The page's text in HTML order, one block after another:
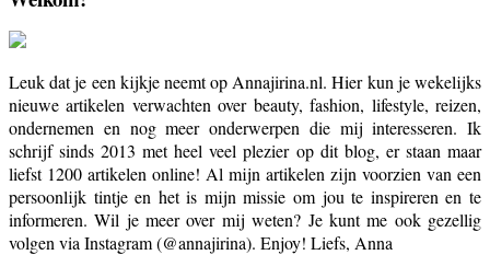
Leuk dat je een kijkje neemt op Annajirina.nl. Hier kun je wekelijks
nieuwe artikelen verwachten over beauty, fashion, lifestyle, reizen,
ondernemen en nog meer onderwerpen die mij interesseren. Ik
schrijf sinds 2013 met heel veel plezier op dit blog, er staan maar
liefst 1200 artikelen online! Al mijn artikelen zijn voorzien van een
persoonlijk tintje en het is mijn missie om jou te inspireren en te
informeren. Wil je meer over mij weten? Je kunt me ook gezellig
volgen via Instagram (@annajirina). Enjoy! Liefs, Anna